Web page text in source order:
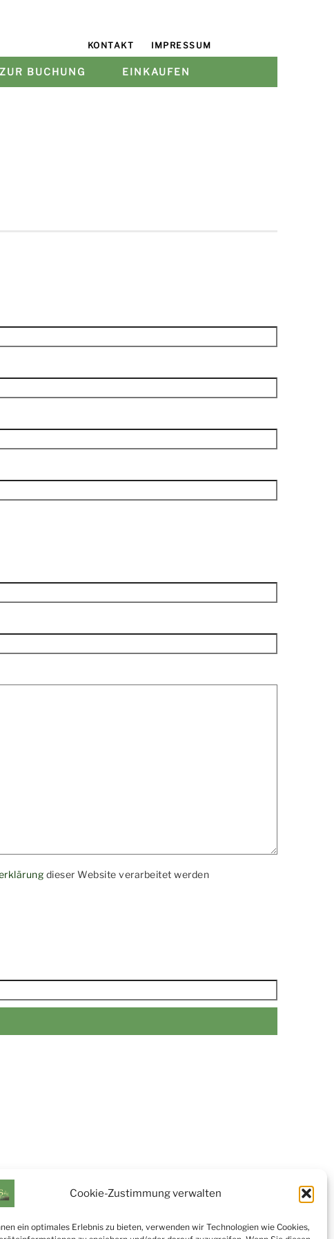
Cookie-Zustimmung verwalten
ein optimales Erlebnis zu bieten, verwenden wir Technologien wie Cookies,
KONTAKT IMPRESSUM
COOKIE-RICHTLINIE (EU)
ZUR BUCHUNG EINKAUFEN
dieser Website verarbeitet werden